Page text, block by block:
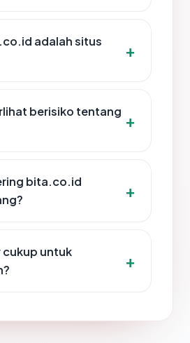
adalah situs
berisiko tentang
bita.co.id
cukup untuk